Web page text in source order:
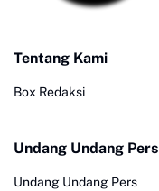
Tentang Kami
Box Redaksi
Undang Undang Pers
Undang Undang Pers